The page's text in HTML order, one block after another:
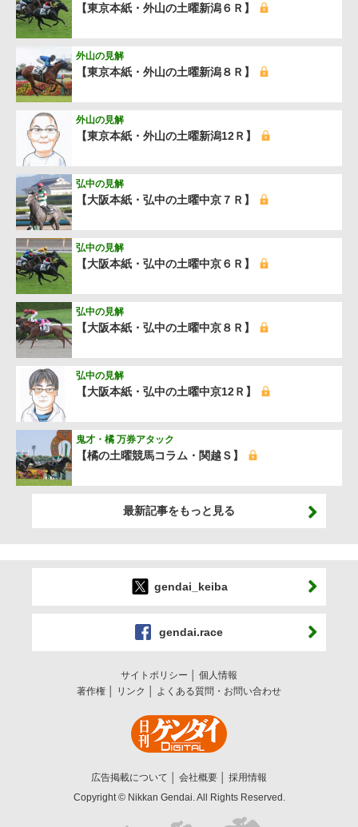
【東京本紙・外山の土曜新潟６Ｒ】
【東京本紙・外山の土曜新潟８Ｒ】
外山の見解
【東京本紙・外山の土曜新潟12Ｒ】
外山の見解
【大阪本紙・弘中の土曜中京７Ｒ】
弘中の見解
【大阪本紙・弘中の土曜中京６Ｒ】
弘中の見解
【大阪本紙・弘中の土曜中京８Ｒ】
弘中の見解
【大阪本紙・弘中の土曜中京12Ｒ】
弘中の見解
【橘の土曜競馬コラム・関越Ｓ】
鬼才・橘 万券アタック
最新記事をもっと見る
gendai_keiba
gendai.race
サイトポリシー
個人情報
著作権
リンク よくある質問・お問い合わせ
広告掲載について 会社概要
採用情報
Copyright © Nikkan Gendai. All Rights Reserved.